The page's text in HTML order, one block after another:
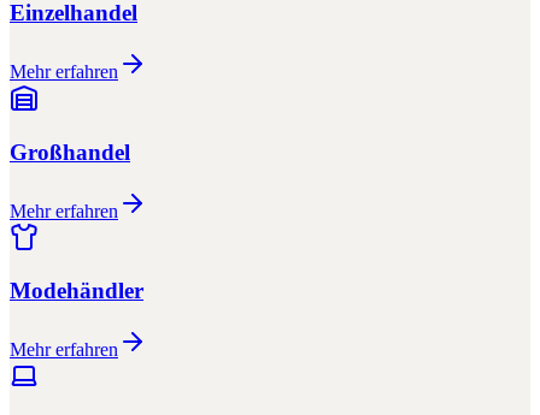
Einzelhandel
Mehr erfahren
Großhandel
Mehr erfahren
Modehändler
Mehr erfahren